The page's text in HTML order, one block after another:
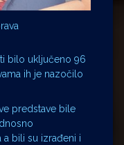
bilo uključeno 96
ih je nazočilo
predstave bile
bili su izrađeni i